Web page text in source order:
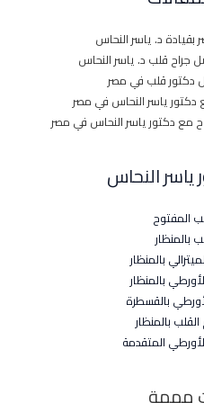
د. ياسر النحاس
جراح قلب د. ياسر النحاس
دكتور قلب في مصر
ياسر النحاس في مصر
مع دكتور ياسر النحاس في مصر
النحاس
المفتوح
بالمنظار
بالمنظار
بالمنظار
بالقسطرة
بالمنظار
المتقدمة
مهمة